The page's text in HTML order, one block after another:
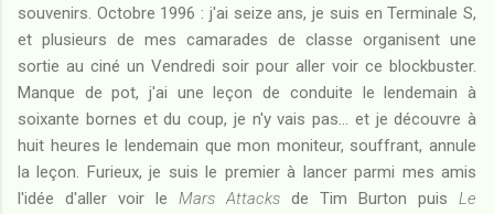
souvenirs. Octobre 1996 : j'ai seize ans, je suis en Terminale S,
et plusieurs de mes camarades de classe organisent une
sortie au ciné un Vendredi soir pour aller voir ce blockbuster.
Manque de pot, j'ai une leçon de conduite le lendemain à
soixante bornes et du coup, je n'y vais pas... et je découvre à
huit heures le lendemain que mon moniteur, souffrant, annule
la leçon. Furieux, je suis le premier à lancer parmi mes amis
l'idée d'aller voir le Mars Attacks de Tim Burton puis Le